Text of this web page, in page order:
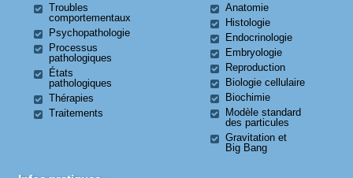
Troubles
comportementaux
Psychopathologie
Processus
pathologiques
États
pathologiques
Thérapies
Traitements
Anatomie
Histologie
Endocrinologie
Embryologie
Reproduction
Biologie cellulaire
Biochimie
Modèle standard
des particules
Gravitation et
Big Bang